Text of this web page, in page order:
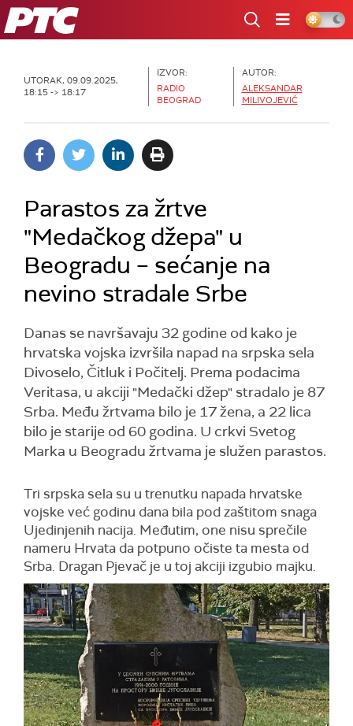
RTS
UTORAK, 09.09.2025,
18:15 -> 18:17
IZVOR:
RADIO
BEOGRAD
AUTOR:
ALEKSANDAR
MILIVOJEVIĆ
Parastos za žrtve
"Medačkog džepa" u
Beogradu – sećanje na
nevino stradale Srbe
Danas se navršavaju 32 godine od kako je
hrvatska vojska izvršila napad na srpska sela
Divoselo, Čitluk i Počitelj. Prema podacima
Veritasa, u akciji "Medački džep" stradalo je 87
Srba. Među žrtvama bilo je 17 žena, a 22 lica
bilo je starije od 60 godina. U crkvi Svetog
Marka u Beogradu žrtvama je služen parastos.
Tri srpska sela su u trenutku napada hrvatske
vojske već godinu dana bila pod zaštitom snaga
Ujedinjenih nacija. Međutim, one nisu sprečile
nameru Hrvata da potpuno očiste ta mesta od
Srba. Dragan Pjevač je u toj akciji izgubio majku.